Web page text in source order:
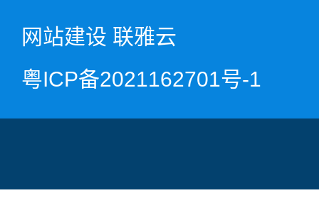
网站建设 联雅云
粤ICP备2021162701号-1